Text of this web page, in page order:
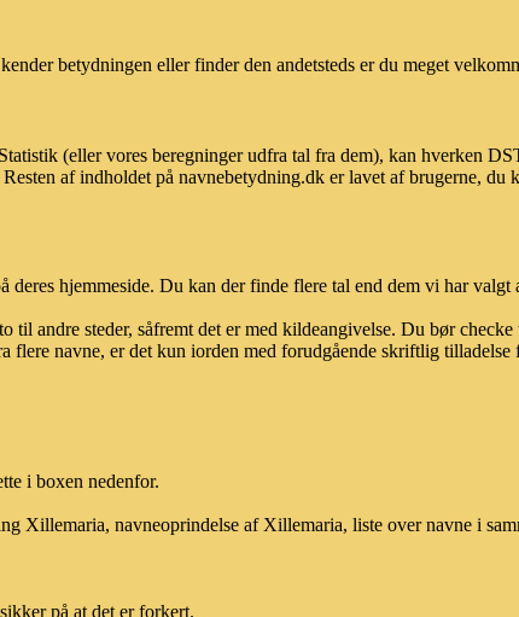
betydningen eller finder den andetsteds er du meget
(eller vores beregninger udfra tal fra dem), kan hverken
af indholdet på navnebetydning.dk er lavet af brugerne, du
hjemmeside. Du kan der finde flere tal end dem vi har valgt
andre steder, såfremt det er med kildeangivelse. Du bør checke
navne, er det kun iorden med forudgående skriftlig tilladelse
i boxen nedenfor.
Xillemaria, navneoprindelse af Xillemaria, liste over navne i
på at det er forkert.